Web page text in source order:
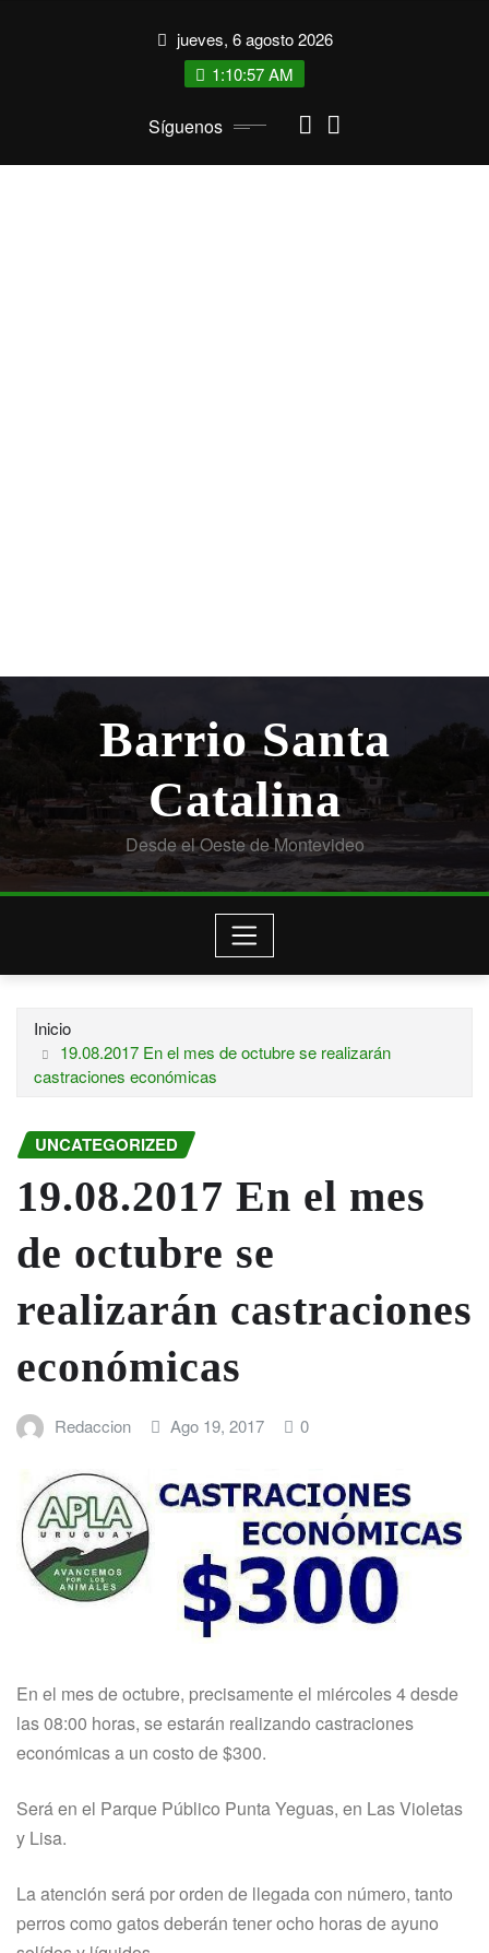
jueves, 6 agosto 2026
1:10:57 AM
Síguenos
Barrio Santa
Catalina
Desde el Oeste de Montevideo
Inicio
19.08.2017 En el mes de octubre se realizarán
castraciones económicas
UNCATEGORIZED
19.08.2017 En el mes
de octubre se
realizarán castraciones
económicas
Redaccion Ago 19, 2017 0
En el mes de octubre, precisamente el miércoles 4 desde
las 08:00 horas, se estarán realizando castraciones
económicas a un costo de $300.
Será en el Parque Público Punta Yeguas, en Las Violetas
y Lisa.
La atención será por orden de llegada con número, tanto
perros como gatos deberán tener ocho horas de ayuno